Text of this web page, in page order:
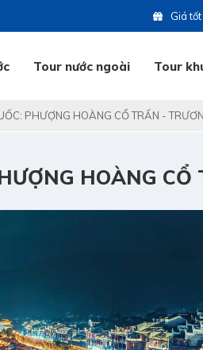
Giá
Tour nước ngoài Tour
PHƯỢNG HOÀNG CỔ TRẤN -
HOÀNG